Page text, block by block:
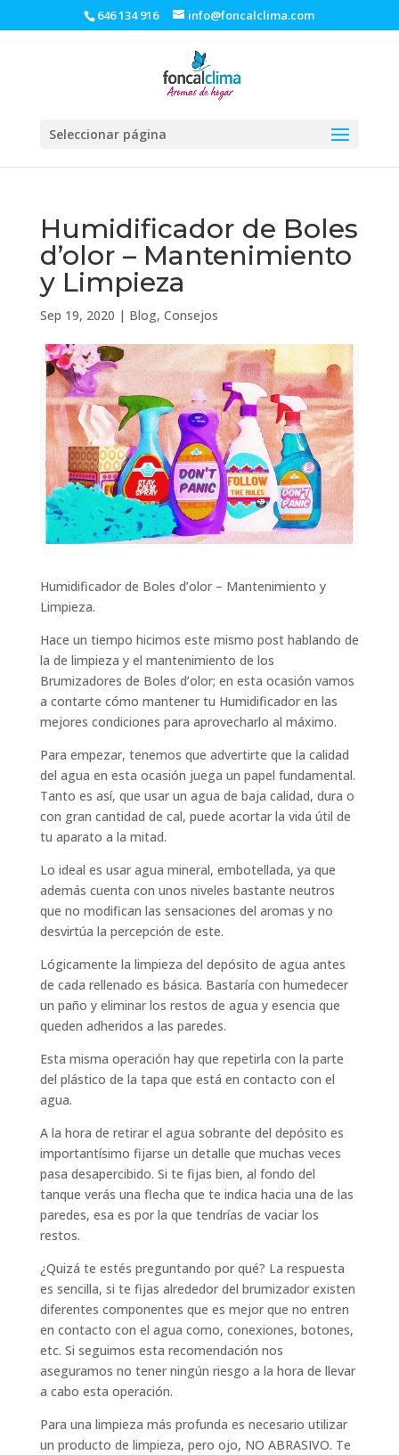
646 134 916 info@foncalclima.com
Seleccionar página
Humidificador de Boles
d’olor – Mantenimiento
y Limpieza
Sep 19, 2020 | Blog, Consejos
Humidificador de Boles d’olor – Mantenimiento y
Limpieza.
Hace un tiempo hicimos este mismo post hablando de
la de limpieza y el mantenimiento de los
Brumizadores de Boles d’olor; en esta ocasión vamos
a contarte cómo mantener tu Humidificador en las
mejores condiciones para aprovecharlo al máximo.
Para empezar, tenemos que advertirte que la calidad
del agua en esta ocasión juega un papel fundamental.
Tanto es así, que usar un agua de baja calidad, dura o
con gran cantidad de cal, puede acortar la vida útil de
tu aparato a la mitad.
Lo ideal es usar agua mineral, embotellada, ya que
además cuenta con unos niveles bastante neutros
que no modifican las sensaciones del aromas y no
desvirtúa la percepción de este.
Lógicamente la limpieza del depósito de agua antes
de cada rellenado es básica. Bastaría con humedecer
un paño y eliminar los restos de agua y esencia que
queden adheridos a las paredes.
Esta misma operación hay que repetirla con la parte
del plástico de la tapa que está en contacto con el
agua.
A la hora de retirar el agua sobrante del depósito es
importantísimo fijarse un detalle que muchas veces
pasa desapercibido. Si te fijas bien, al fondo del
tanque verás una flecha que te indica hacia una de las
paredes, esa es por la que tendrías de vaciar los
restos.
¿Quizá te estés preguntando por qué? La respuesta
es sencilla, si te fijas alrededor del brumizador existen
diferentes componentes que es mejor que no entren
en contacto con el agua como, conexiones, botones,
etc. Si seguimos esta recomendación nos
aseguramos no tener ningún riesgo a la hora de llevar
a cabo esta operación.
Para una limpieza más profunda es necesario utilizar
un producto de limpieza, pero ojo, NO ABRASIVO. Te